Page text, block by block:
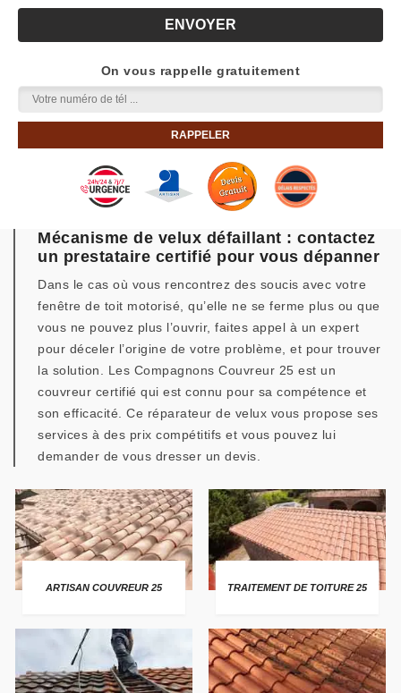
On vous rappelle gratuitement
Mécanisme de velux défaillant : contactez
un prestataire certifié pour vous dépanner
Dans le cas où vous rencontrez des soucis avec votre
fenêtre de toit motorisé, qu’elle ne se ferme plus ou que
vous ne pouvez plus l’ouvrir, faites appel à un expert
pour déceler l’origine de votre problème, et pour trouver
la solution. Les Compagnons Couvreur 25 est un
couvreur certifié qui est connu pour sa compétence et
son efficacité. Ce réparateur de velux vous propose ses
services à des prix compétitifs et vous pouvez lui
demander de vous dresser un devis.
ARTISAN COUVREUR 25 TRAITEMENT DE TOITURE 25